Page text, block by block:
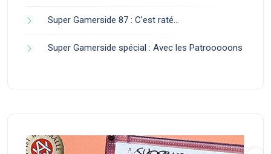
Super Gamerside 87 : C’est raté…
Super Gamerside spécial : Avec les Patrooooons